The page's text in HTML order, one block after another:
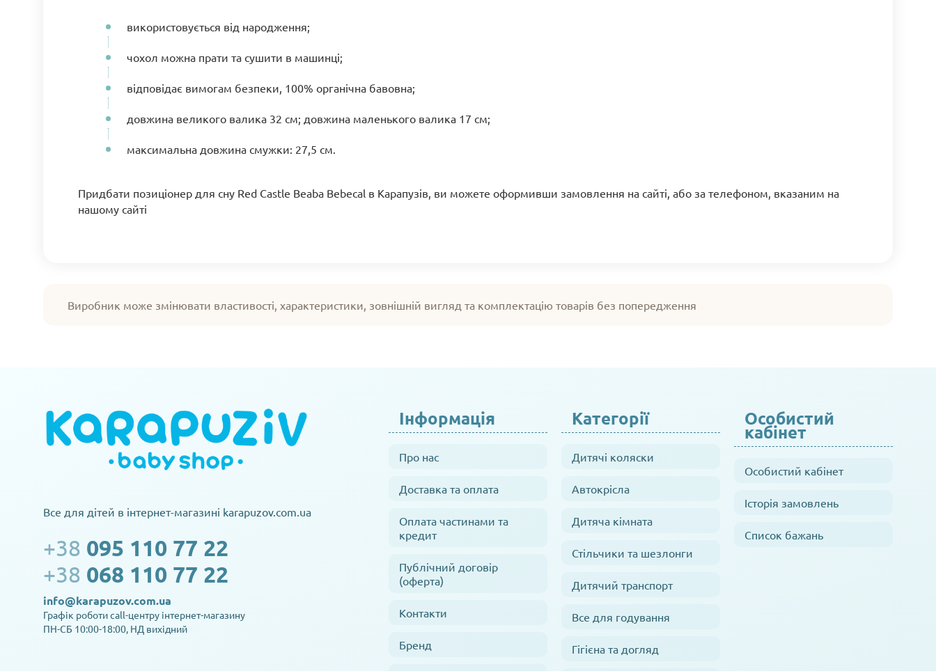
використовується від народження;
чохол можна прати та сушити в машинці;
відповідає вимогам безпеки, 100% органічна бавовна;
довжина великого валика 32 см; довжина маленького валика 17 см;
максимальна довжина смужки: 27,5 см.
Придбати позиціонер для сну Red Castle Beaba Bebecal в Карапузів, ви можете оформивши замовлення на сайті, або за телефоном, вказаним на
нашому сайті
Виробник може змінювати властивості, характеристики, зовнішній вигляд та комплектацію товарів без попередження
Все для дітей в інтернет-магазині karapuzov.com.ua
+38 095 110 77 22
+38 068 110 77 22
info@karapuzov.com.ua
Графік роботи call-центру інтернет-магазину
ПН-СБ 10:00-18:00, НД вихідний
Інформація
Про нас
Доставка та оплата
Оплата частинами та
кредит
Публічний договір
(оферта)
Контакти
Бренд
Категорії
Дитячі коляски
Автокрісла
Дитяча кімната
Стільчики та шезлонги
Дитячий транспорт
Все для годування
Гігієна та догляд
Особистий
кабінет
Особистий кабінет
Історія замовлень
Список бажань